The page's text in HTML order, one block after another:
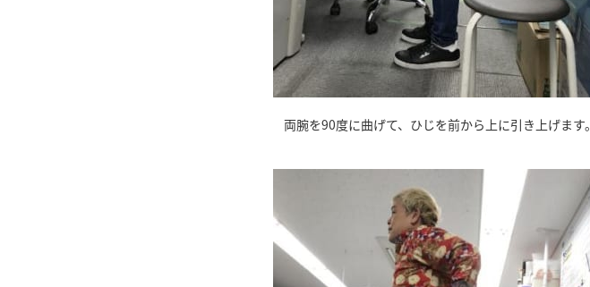
両腕を90度に曲げて、ひじを前から上に引き上げます。